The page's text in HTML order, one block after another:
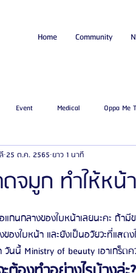
Home Community
Event Medical Oppa Me
โรงพยาบาลศัลยกรรมเอท็อป
โรงพยาบาลศัลยกรรมนานะ โรงพ
จมูก ทำให้หน้
25 ต.ค. 2565 ยาว 1 นาที
นกลางของใบหน้าเลยนะคะ ถ้ามี
องใบหน้า และยังเป็นอวัยวะที่แส
นนี้ Ministry of beauty เอาเกร็